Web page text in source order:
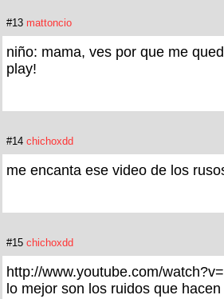
#13 mattoncio
niño: mama, ves por que me
play!
#14 chichoxdd
me encanta ese video de los
#15 chichoxdd
http://www.youtube.com/
lo mejor son los ruidos que hacen